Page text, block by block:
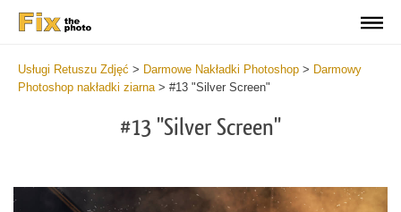
Usługi Retuszu Zdjęć > Darmowe Nakładki Photoshop > Darmowy
Photoshop nakładki ziarna> #13 "Silver Screen"
#13 "Silver Screen"